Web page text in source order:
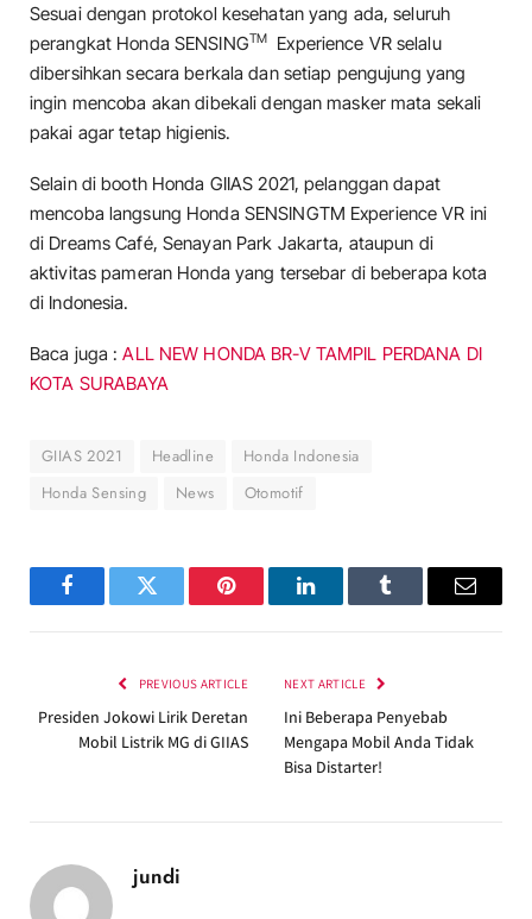
Sesuai dengan protokol kesehatan yang ada, seluruh
perangkat Honda SENSINGTM
Experience VR selalu
dibersihkan secara berkala dan setiap pengujung yang
ingin mencoba akan dibekali dengan masker mata sekali
pakai agar tetap higienis.
Selain di booth Honda GIIAS 2021, pelanggan dapat
mencoba langsung Honda SENSINGTM Experience VR ini
di Dreams Café, Senayan Park Jakarta, ataupun di
aktivitas pameran Honda yang tersebar di beberapa kota
di Indonesia.
Baca juga :ALL NEW HONDA BR-V TAMPIL PERDANA DI
KOTA SURABAYA
GIIAS 2021 Headline
Honda Indonesia
Honda Sensing
News Otomotif
FacebookTwitter Pinterest LinkedInTumblr Email
PREVIOUS ARTICLE
Presiden Jokowi Lirik Deretan
Mobil Listrik MG di GIIAS
NEXT ARTICLE
Ini Beberapa Penyebab
Mengapa Mobil Anda Tidak
Bisa Distarter!
jundi